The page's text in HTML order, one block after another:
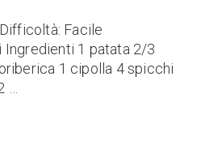
Facile
Ingredienti 1 patata 2/3
1 cipolla 4 spicchi